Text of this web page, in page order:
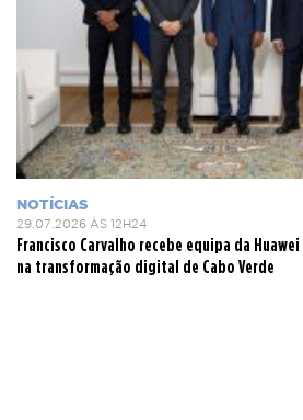
NOTÍCIAS
29.07.2026 ÀS 12H24
Francisco Carvalho recebe equipa da
na transformação digital de Cabo Verde